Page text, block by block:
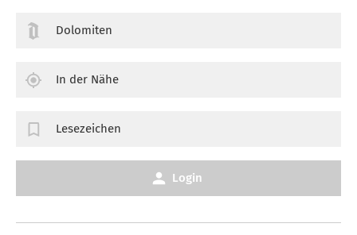
Dolomiten
In der Nähe
Lesezeichen
Login